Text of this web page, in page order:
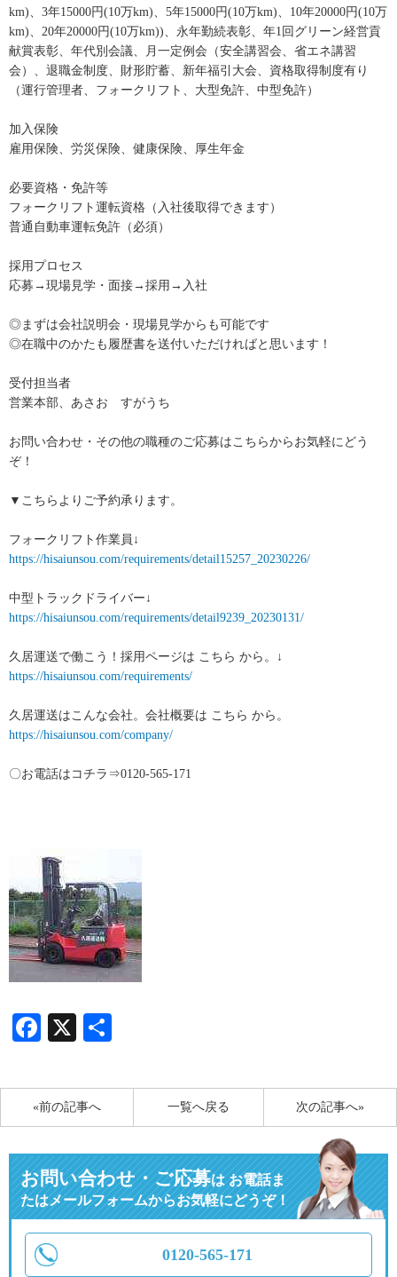
km)、3年15000円(10万km)、5年15000円(10万km)、10年20000円(10万
km)、20年20000円(10万km))、永年勤続表彰、年1回グリーン経営貢
献賞表彰、年代別会議、月一定例会（安全講習会、省エネ講習
会）、退職金制度、財形貯蓄、新年福引大会、資格取得制度有り
（運行管理者、フォークリフト、大型免許、中型免許）
加入保険
雇用保険、労災保険、健康保険、厚生年金
必要資格・免許等
フォークリフト運転資格（入社後取得できます）
普通自動車運転免許（必須）
採用プロセス
応募→現場見学・面接→採用→入社
◎まずは会社説明会・現場見学からも可能です
◎在職中のかたも履歴書を送付いただければと思います！
受付担当者
営業本部、あさお すがうち
お問い合わせ・その他の職種のご応募はこちらからお気軽にどう
ぞ！
▼こちらよりご予約承ります。
フォークリフト作業員↓
https://hisaiunsou.com/requirements/detail15257_20230226/
中型トラックドライバー↓
https://hisaiunsou.com/requirements/detail9239_20230131/
久居運送で働こう！採用ページは こちら から。↓
https://hisaiunsou.com/requirements/
久居運送はこんな会社。会社概要は こちら から。
https://hisaiunsou.com/company/
〇お電話はコチラ⇒0120-565-171
Facebook
X
«前の記事へ 次の記事へ»
一覧へ戻る
お問い合わせ・ご応募はお電話ま
たはメールフォームからお気軽にどうぞ！
0120-565-171